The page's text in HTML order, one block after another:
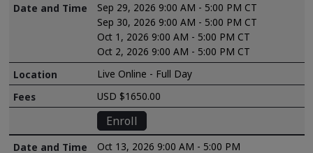
Sep 29, 2026 9:00 AM - 5:00 PM CT
Sep 30, 2026 9:00 AM - 5:00 PM CT
Oct 1, 2026 9:00 AM - 5:00 PM CT
Oct 2, 2026 9:00 AM - 5:00 PM CT
Live Online - Full Day
USD $1650.00
Enroll
Oct 13, 2026 9:00 AM - 5:00 PM